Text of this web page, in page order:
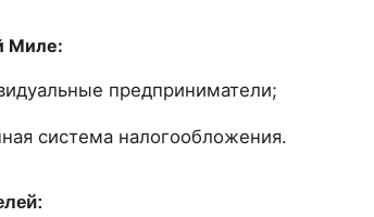
Миле:
предприниматели;
система налогообложения.